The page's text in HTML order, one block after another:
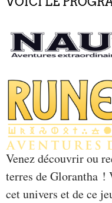
Venez découvrir ou
terres de Glorantha !
cet univers et de ce